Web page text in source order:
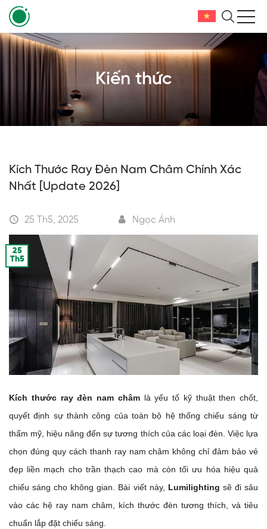
Kiến thức
Kích Thước Ray Đèn Nam Châm Chính Xác
Nhất [Update 2026]
25 Th5, 2025 Ngọc Ánh
25
Th5
Kích thước ray đèn nam châmlà yếu tố kỹ thuật then chốt,
quyết định sự thành công của toàn bộ hệ thống chiếu sáng từ
thẩm mỹ, hiệu năng đến sự tương thích của các loại đèn. Việc lựa
chọn đúng quy cách thanh ray nam châm không chỉ đảm bảo vẻ
đẹp liền mạch cho trần thạch cao mà còn tối ưu hóa hiệu quả
chiếu sáng cho không gian. Bài viết này, Lumilighting sẽ đi sâu
vào các hệ ray nam châm, kích thước đèn tương thích, và tiêu
chuẩn lắp đặt chiếu sáng.